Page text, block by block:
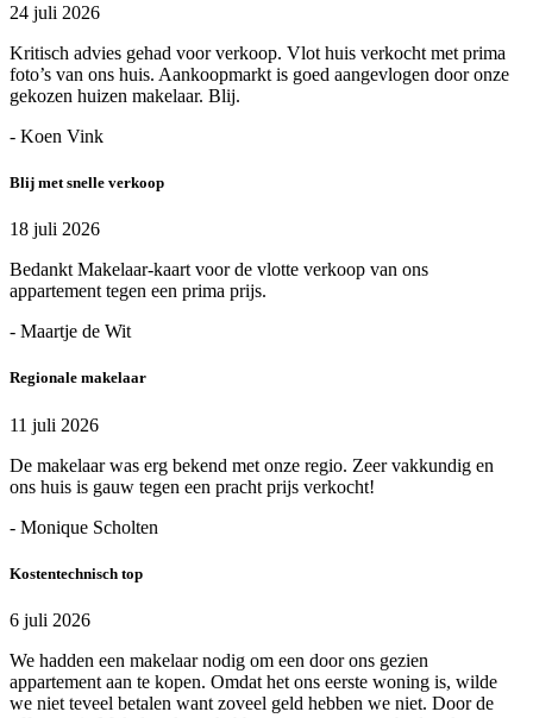
24 juli 2026
Kritisch advies gehad voor verkoop. Vlot huis verkocht met prima
foto’s van ons huis. Aankoopmarkt is goed aangevlogen door onze
gekozen huizen makelaar. Blij.
- Koen Vink
Blij met snelle verkoop
18 juli 2026
Bedankt Makelaar-kaart voor de vlotte verkoop van ons
appartement tegen een prima prijs.
- Maartje de Wit
Regionale makelaar
11 juli 2026
De makelaar was erg bekend met onze regio. Zeer vakkundig en
ons huis is gauw tegen een pracht prijs verkocht!
- Monique Scholten
Kostentechnisch top
6 juli 2026
We hadden een makelaar nodig om een door ons gezien
appartement aan te kopen. Omdat het ons eerste woning is, wilde
we niet teveel betalen want zoveel geld hebben we niet. Door de